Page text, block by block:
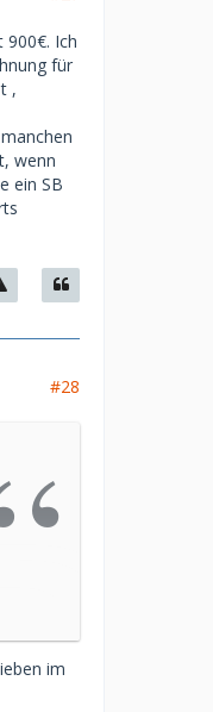
900€. Ich
für
,
wenn
ein SB
#28
im